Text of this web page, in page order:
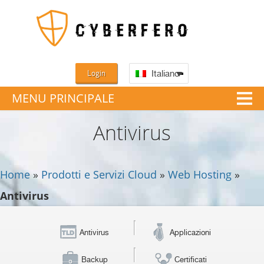
MENU PRINCIPALE
Login Italiano
Antivirus
Home» Prodotti e Servizi Cloud » Web Hosting »
Antivirus
Antivirus Applicazioni
Backup Certificati